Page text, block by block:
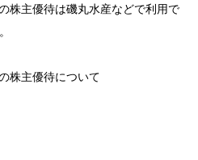
株主優待は磯丸水産などで利用で
株主優待について